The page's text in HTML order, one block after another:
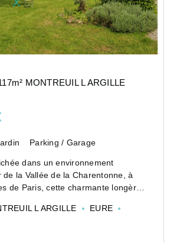
MONTREUIL L ARGILLE
Parking / Garage
dans un environnement
de la Vallée de la Charentonne, à
de Paris, cette charmante longère
d'authenticité, de nature et ...
L ARGILLE
EURE